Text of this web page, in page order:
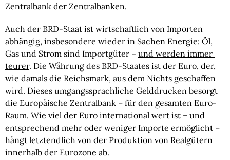
Zentralbank der Zentralbanken.
Auch der BRD-Staat ist wirtschaftlich von Importen
abhängig, insbesondere wieder in Sachen Energie: Öl,
Gas und Strom sind Importgüter – und werden immer
teurer. Die Währung des BRD-Staates ist der Euro, der,
wie damals die Reichsmark, aus dem Nichts geschaffen
wird. Dieses umgangssprachliche Gelddrucken besorgt
die Europäische Zentralbank – für den gesamten Euro-
Raum. Wie viel der Euro international wert ist – und
entsprechend mehr oder weniger Importe ermöglicht –
hängt letztendlich von der Produktion von Realgütern
innerhalb der Eurozone ab.